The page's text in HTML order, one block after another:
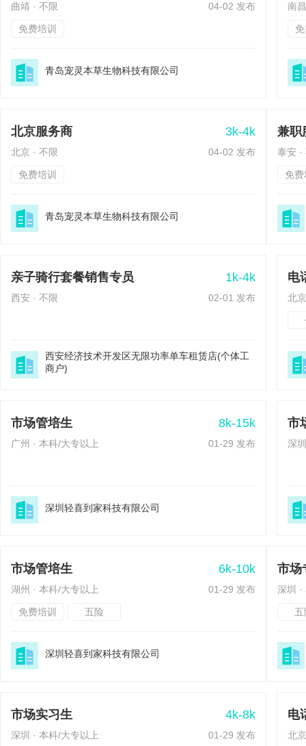
曲靖 · 不限 04-02 发布
免费培训
青岛宠灵本草生物科技有限公司
南
北京服务商 3k-4k
北京 · 不限 04-02 发布
免费培训
青岛宠灵本草生物科技有限公司
兼职
泰安 ·
免
亲子骑行套餐销售专员 1k-4k
西安 · 不限 02-01 发布
西安经济技术开发区无限功率单车租赁店(个体工
商户)
电
北
市场管培生 8k-15k
广州 · 本科/大专以上 01-29 发布
深圳轻喜到家科技有限公司
市
深
市场管培生 6k-10k
湖州 · 本科/大专以上 01-29 发布
免费培训 五险
深圳轻喜到家科技有限公司
市场
深圳
市场实习生 4k-8k
深圳 · 本科/大专以上 01-29 发布
电
北